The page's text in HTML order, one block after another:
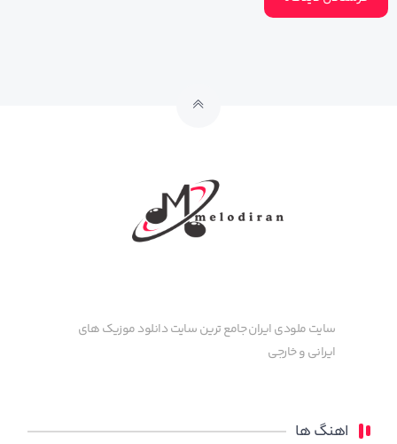
سایت ملودی ایران جامع ترین سایت دانلود موزیک های
ایرانی و خارجی
اهنگ ها